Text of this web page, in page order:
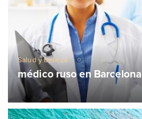
Salud y belleza
médico ruso en Barcelona